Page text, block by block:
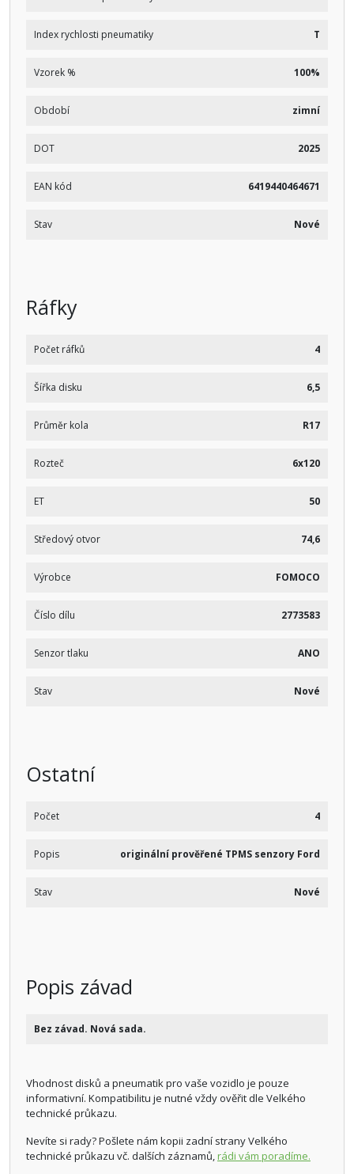
Index rychlosti pneumatiky T
Vzorek % 100%
Období zimní
DOT 2025
EAN kód 6419440464671
Stav Nové
Ráfky
Počet ráfků 4
Šířka disku 6,5
Průměr kola R17
Rozteč 6x120
ET 50
Středový otvor 74,6
Výrobce FOMOCO
Číslo dílu 2773583
Senzor tlaku ANO
Stav Nové
Ostatní
Počet 4
Popis originální prověřené TPMS senzory Ford
Stav Nové
Popis závad
Bez závad. Nová sada.
Vhodnost disků a pneumatik pro vaše vozidlo je pouze
informativní. Kompatibilitu je nutné vždy ověřit dle Velkého
technické průkazu.
Nevíte si rady? Pošlete nám kopii zadní strany Velkého
technické průkazu vč. dalších záznamů,rádi vám poradíme.